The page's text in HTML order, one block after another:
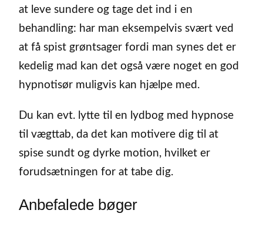
at leve sundere og tage det ind i en
behandling: har man eksempelvis svært ved
at få spist grøntsager fordi man synes det er
kedelig mad kan det også være noget en god
hypnotisør muligvis kan hjælpe med.
Du kan evt. lytte til en lydbog med hypnose
til vægttab, da det kan motivere dig til at
spise sundt og dyrke motion, hvilket er
forudsætningen for at tabe dig.
Anbefalede bøger